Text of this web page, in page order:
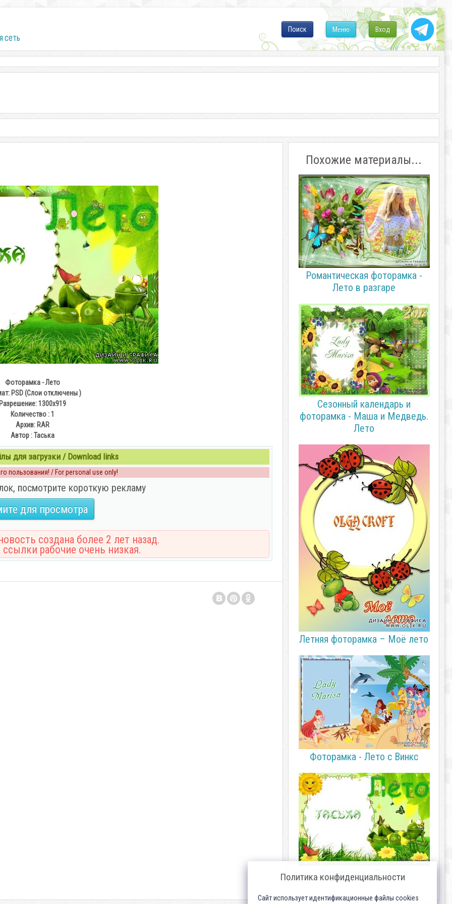
сеть
Вход
Меню
Поиск
Фоторамка - Лето
PSD (Слои отключены )
1300х919
Количество : 1
Архив: RAR
Автор : Таська
для загрузки / Download links
пользования! / For personal use only!
посмотрите короткую рекламу
для просмотра
создана более 2 лет назад.
рабочие очень низкая.
Похожие материалы...
Романтическая фоторамка -
Лето в разгаре
Сезонный календарь и
фоторамка - Маша и Медведь.
Лето
Летняя фоторамка – Моё лето
Фоторамка - Лето с Винкс
Фоторамка - Лягушка
Политика конфиденциальности
Сайт использует идентификационные файлы cookies